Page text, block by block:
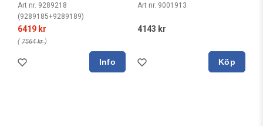
Art nr. 9289218
(9289185+9289189)
6419 kr
( 7564 kr)
Art nr. 9001913
4143 kr
Köp